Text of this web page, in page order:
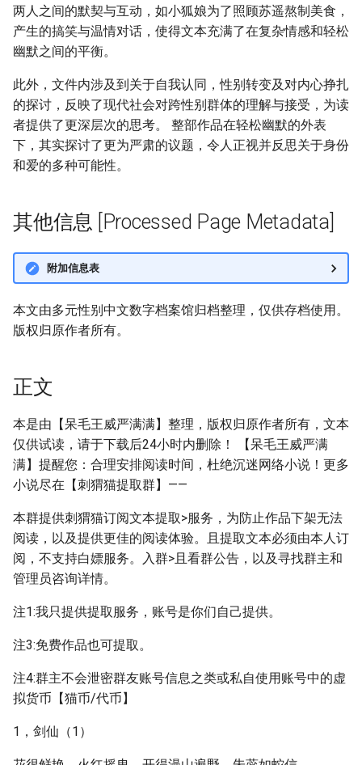
两人之间的默契与互动，如小狐娘为了照顾苏遥熬制美食，
产生的搞笑与温情对话，使得文本充满了在复杂情感和轻松
幽默之间的平衡。
此外，文件内涉及到关于自我认同，性别转变及对内心挣扎
的探讨，反映了现代社会对跨性别群体的理解与接受，为读
者提供了更深层次的思考。 整部作品在轻松幽默的外表
下，其实探讨了更为严肃的议题，令人正视并反思关于身份
和爱的多种可能性。
其他信息 [Processed Page Metadata]
附加信息表
本文由多元性别中文数字档案馆归档整理，仅供存档使用。
版权归原作者所有。
正文
本是由【呆毛王威严满满】整理，版权归原作者所有，文本
仅供试读，请于下载后24小时内删除！ 【呆毛王威严满
满】提醒您：合理安排阅读时间，杜绝沉迷网络小说！更多
小说尽在【刺猬猫提取群】——
本群提供刺猬猫订阅文本提取>服务，为防止作品下架无法
阅读，以及提供更佳的阅读体验。且提取文本必须由本人订
阅，不支持白嫖服务。入群>且看群公告，以及寻找群主和
管理员咨询详情。
注1:我只提供提取服务，账号是你们自己提供。
注3:免费作品也可提取。
注4:群主不会泄密群友账号信息之类或私自使用账号中的虚
拟货币【猫币/代币】
1，剑仙（1）